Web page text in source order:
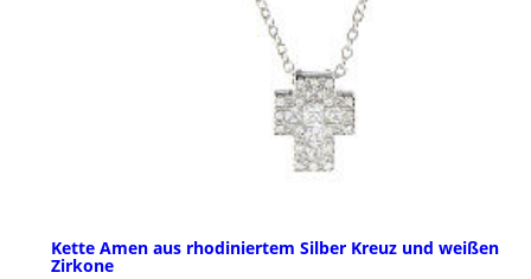
Kette Amen aus rhodiniertem Silber Kreuz und weißen
Zirkone